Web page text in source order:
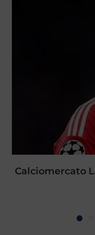
Calciomercato